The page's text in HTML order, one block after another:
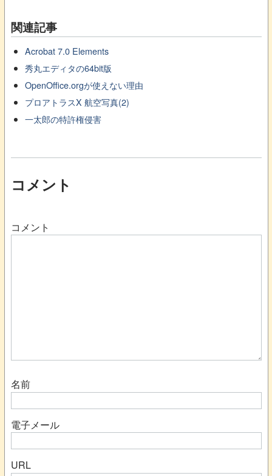
関連記事
Acrobat 7.0 Elements
秀丸エディタの64bit版
OpenOffice.orgが使えない理由
プロアトラスX 航空写真(2)
一太郎の特許権侵害
コメント
コメント
名前
電子メール
URL